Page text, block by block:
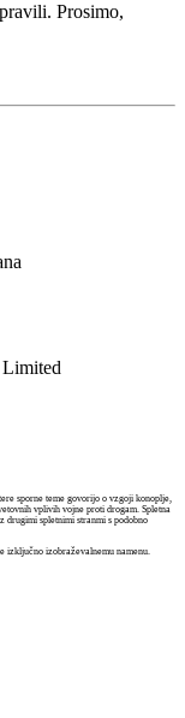
Prosimo,
sporne teme govorijo o vzgoji konoplje,
vplivih vojne proti drogam. Spletna
spletnimi stranmi s podobno
izključno izobraževalnemu namenu.